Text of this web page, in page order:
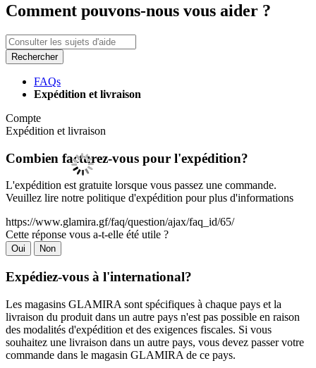
Comment pouvons-nous vous aider ?
Rechercher
FAQs
Expédition et livraison
Compte
Expédition et livraison
Combien facturez-vous pour l'expédition?
L'expédition est gratuite lorsque vous passez une commande.
Veuillez lire notre politique d'expédition pour plus d'informations
https://www.glamira.gf/faq/question/ajax/faq_id/65/
Cette réponse vous a-t-elle été utile ?
Oui Non
Expédiez-vous à l'international?
Les magasins GLAMIRA sont spécifiques à chaque pays et la
livraison du produit dans un autre pays n'est pas possible en raison
des modalités d'expédition et des exigences fiscales. Si vous
souhaitez une livraison dans un autre pays, vous devez passer votre
commande dans le magasin GLAMIRA de ce pays.